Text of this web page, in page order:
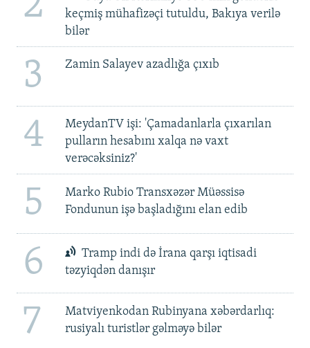
keçmiş mühafizəçi tutuldu, Bakıya verilə
bilər
3 Zamin Salayev azadlığa çıxıb
4
MeydanTV işi: 'Çamadanlarla çıxarılan
pulların hesabını xalqa nə vaxt
verəcəksiniz?'
5
Marko Rubio Transxəzər Müəssisə
Fondunun işə başladığını elan edib
6
Tramp indi də İrana qarşı iqtisadi
təzyiqdən danışır
7
Matviyenkodan Rubinyana xəbərdarlıq:
rusiyalı turistlər gəlməyə bilər